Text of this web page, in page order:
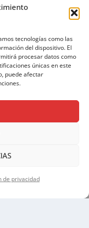
tecnologías como las
del dispositivo. El
procesar datos como
únicas en este
puede afectar
de privacidad
privacidad